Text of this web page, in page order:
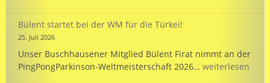
Bülent startet bei der WM für die Türkei!
25. Juli 2026
Unser Buschhausener Mitglied Bülent Firat nimmt an der
PingPongParkinson-Weltmeisterschaft 2026… Bülent
weiterlesen